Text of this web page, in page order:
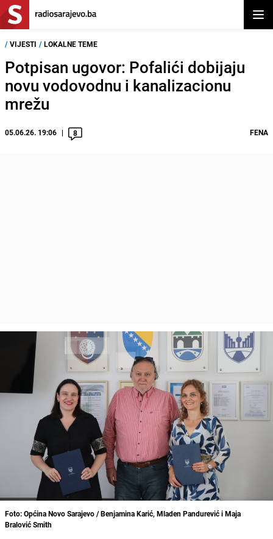
/ VIJESTI / LOKALNE TEME
Potpisan ugovor: Pofalići dobijaju
novu vodovodnu i kanalizacionu
mrežu
05.06.26. 19:06 8 FENA
Foto: Općina Novo Sarajevo / Benjamina Karić, Mladen Pandurević i Maja
Bralović Smith